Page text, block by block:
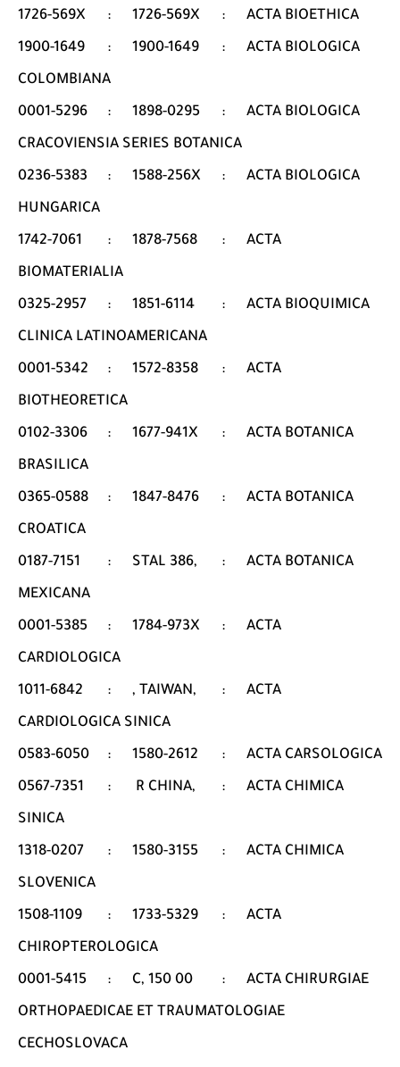
1726-569X : 1726-569X :
ACTA BIOETHICA
1900-1649
: 1900-1649 :
ACTA BIOLOGICA
COLOMBIANA
0001-5296
: 1898-0295 :
ACTA BIOLOGICA
CRACOVIENSIA SERIES BOTANICA
0236-5383
: 1588-256X :
ACTA BIOLOGICA
HUNGARICA
1742-7061
: 1878-7568 :
ACTA
BIOMATERIALIA
0325-2957
: 1851-6114 :
ACTA BIOQUIMICA
CLINICA LATINOAMERICANA
0001-5342
: 1572-8358 :
ACTA
BIOTHEORETICA
0102-3306
: 1677-941X :
ACTA BOTANICA
BRASILICA
0365-0588
: 1847-8476 :
ACTA BOTANICA
CROATICA
0187-7151
: STAL 386, :
ACTA BOTANICA
MEXICANA
0001-5385
: 1784-973X :
ACTA
CARDIOLOGICA
1011-6842
: , TAIWAN, :
ACTA
CARDIOLOGICA SINICA
0583-6050
: 1580-2612 :
ACTA CARSOLOGICA
0567-7351
: R CHINA, :
ACTA CHIMICA
SINICA
1318-0207
: 1580-3155 :
ACTA CHIMICA
SLOVENICA
1508-1109
: 1733-5329 :
ACTA
CHIROPTEROLOGICA
0001-5415
: C, 150 00 :
ACTA CHIRURGIAE
ORTHOPAEDICAE ET TRAUMATOLOGIAE
CECHOSLOVACA